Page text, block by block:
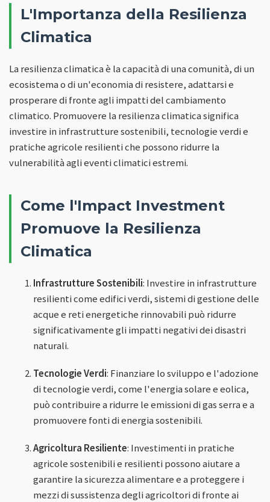
L'Importanza della Resilienza
Climatica
La resilienza climatica è la capacità di una comunità, di un
ecosistema o di un'economia di resistere, adattarsi e
prosperare di fronte agli impatti del cambiamento
climatico. Promuovere la resilienza climatica significa
investire in infrastrutture sostenibili, tecnologie verdi e
pratiche agricole resilienti che possono ridurre la
vulnerabilità agli eventi climatici estremi.
Come l'Impact Investment
Promuove la Resilienza
Climatica
Infrastrutture Sostenibili: Investire in infrastrutture
resilienti come edifici verdi, sistemi di gestione delle
acque e reti energetiche rinnovabili può ridurre
significativamente gli impatti negativi dei disastri
naturali.
Tecnologie Verdi: Finanziare lo sviluppo e l'adozione
di tecnologie verdi, come l'energia solare e eolica,
può contribuire a ridurre le emissioni di gas serra e a
promuovere fonti di energia sostenibili.
Agricoltura Resiliente: Investimenti in pratiche
agricole sostenibili e resilienti possono aiutare a
garantire la sicurezza alimentare e a proteggere i
mezzi di sussistenza degli agricoltori di fronte ai